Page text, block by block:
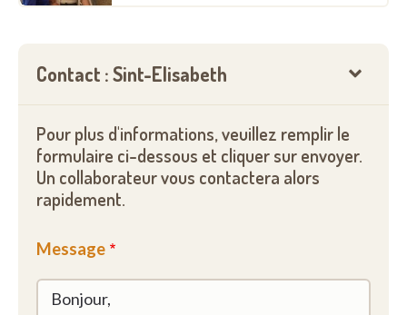
Contact : Sint-Elisabeth
Pour plus d'informations, veuillez remplir le
formulaire ci-dessous et cliquer sur envoyer.
Un collaborateur vous contactera alors
rapidement.
Message